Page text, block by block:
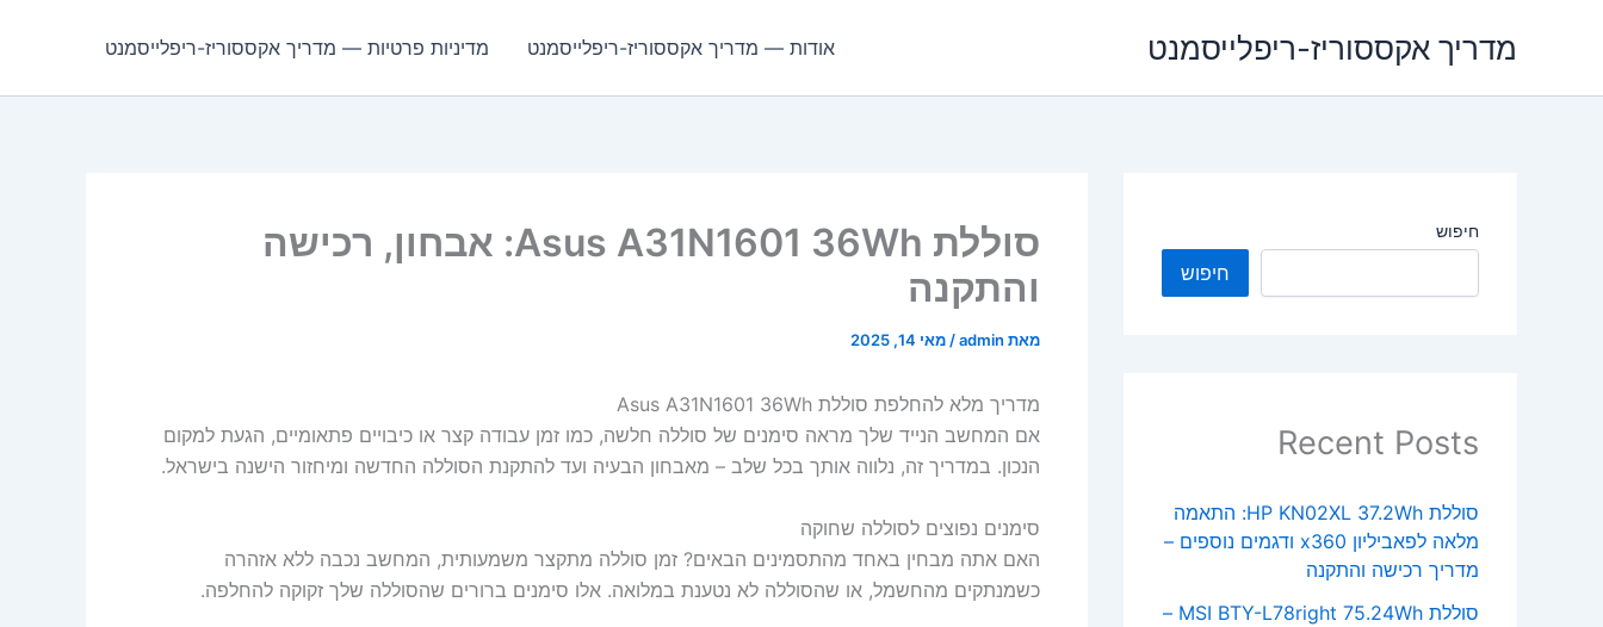
מדריך אקססוריז-ריפלייסמנט אודות — מדריך אקססוריז-ריפלייסמנט מדיניות פרטיות — מדריך אקססוריז-ריפלייסמנט
חיפוש
חיפוש
Recent Posts
סוללת HP KN02XL 37.2Wh: התאמה
מלאה לפאביליון x360 ודגמים נוספים –
מדריך רכישה והתקנה
סוללת MSI BTY-L78right 75.24Wh –
סוללת Asus A31N1601 36Wh: אבחון, רכישה
והתקנה
מאת admin
/ מאי 14, 2025
מדריך מלא להחלפת סוללת Asus A31N1601 36Wh
אם המחשב הנייד שלך מראה סימנים של סוללה חלשה, כמו זמן עבודה קצר או כיבויים פתאומיים, הגעת למקום
הנכון. במדריך זה, נלווה אותך בכל שלב – מאבחון הבעיה ועד להתקנת הסוללה החדשה ומיחזור הישנה בישראל.
סימנים נפוצים לסוללה שחוקה
האם אתה מבחין באחד מהתסמינים הבאים? זמן סוללה מתקצר משמעותית, המחשב נכבה ללא אזהרה
כשמנתקים מהחשמל, או שהסוללה לא נטענת במלואה. אלו סימנים ברורים שהסוללה שלך זקוקה להחלפה.